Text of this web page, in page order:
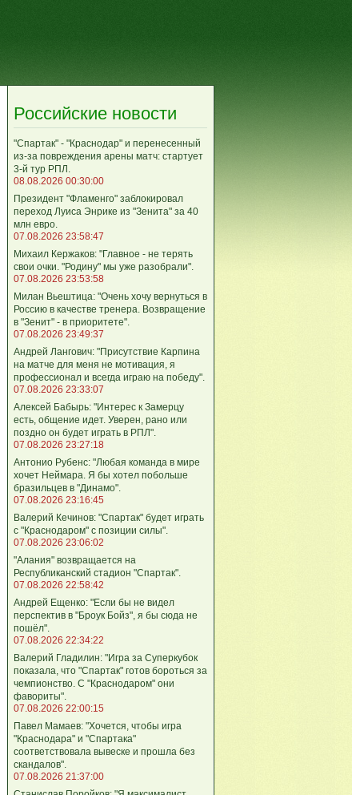
Российские новости
"Спартак" - "Краснодар" и перенесенный
из-за повреждения арены матч: стартует
3-й тур РПЛ.
08.08.2026 00:30:00
Президент "Фламенго" заблокировал
переход Луиса Энрике из "Зенита" за 40
млн евро.
07.08.2026 23:58:47
Михаил Кержаков: "Главное - не терять
свои очки. "Родину" мы уже разобрали".
07.08.2026 23:53:58
Милан Вьештица: "Очень хочу вернуться в
Россию в качестве тренера. Возвращение
в "Зенит" - в приоритете".
07.08.2026 23:49:37
Андрей Лангович: "Присутствие Карпина
на матче для меня не мотивация, я
профессионал и всегда играю на победу".
07.08.2026 23:33:07
Алексей Бабырь: "Интерес к Замерцу
есть, общение идет. Уверен, рано или
поздно он будет играть в РПЛ".
07.08.2026 23:27:18
Антонио Рубенс: "Любая команда в мире
хочет Неймара. Я бы хотел побольше
бразильцев в "Динамо".
07.08.2026 23:16:45
Валерий Кечинов: "Спартак" будет играть
с "Краснодаром" с позиции силы".
07.08.2026 23:06:02
"Алания" возвращается на
Республиканский стадион "Спартак".
07.08.2026 22:58:42
Андрей Ещенко: "Если бы не видел
перспектив в "Броук Бойз", я бы сюда не
пошёл".
07.08.2026 22:34:22
Валерий Гладилин: "Игра за Суперкубок
показала, что "Спартак" готов бороться за
чемпионство. С "Краснодаром" они
фавориты".
07.08.2026 22:00:15
Павел Мамаев: "Хочется, чтобы игра
"Краснодара" и "Спартака"
соответствовала вывеске и прошла без
скандалов".
07.08.2026 21:37:00